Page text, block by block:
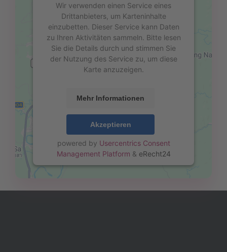
Wir verwenden einen Service eines
Drittanbieters, um Karteninhalte
einzubetten. Dieser Service kann Daten
zu Ihren Aktivitäten sammeln. Bitte lesen
Sie die Details durch und stimmen Sie
der Nutzung des Service zu, um diese
Karte anzuzeigen.
Mehr Informationen
Akzeptieren
powered by Usercentrics Consent
Management Platform & eRecht24